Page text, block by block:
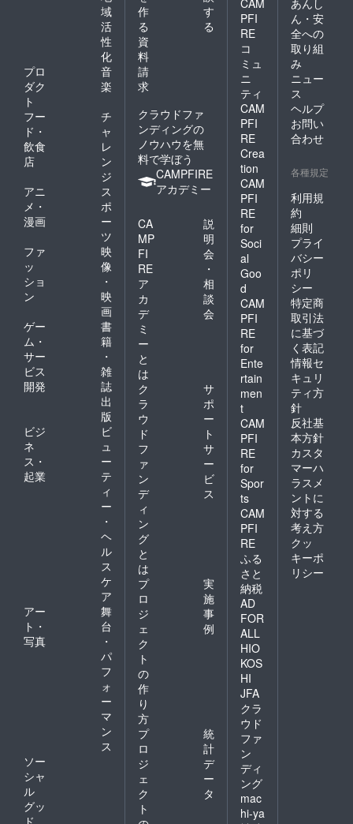
域
活
性
化
プロ
ダク
ト
音
楽
フー
ド・
飲食
店
チ
ャ
レ
ン
ジ
アニ
メ・
漫画
ス
ポ
ー
ツ
ファ
ッ
ショ
ン
映
像
・
映
画
ゲー
ム・
サー
ビス
開発
書
籍
・
雑
誌
出
版
ビジ
ネ
ス・
起業
ビ
ュ
ー
テ
ィ
ー
・
ヘ
ル
ス
ケ
ア
アー
ト・
写真
舞
台
・
パ
フ
ォ
ー
マ
ン
ス
ソー
シャ
ル
グッ
ド
作
る
す
る
資
料
請
求
クラウドファ
ンディングの
ノウハウを無
料で学ぼう
CAMPFIRE
アカデミー
CA
MP
FI
RE
ア
カ
デ
ミ
ー
と
は
説
明
会
・
相
談
会
ク
ラ
ウ
ド
フ
ァ
ン
デ
ィ
ン
グ
と
は
サ
ポ
ー
ト
サ
ー
ビ
ス
プ
ロ
ジ
ェ
ク
ト
の
作
り
方
実
施
事
例
プ
ロ
ジ
ェ
ク
ト
統
計
デ
ー
タ
PFI
RE
コ
ミュ
ニ
ティ
CAM
PFI
RE
Crea
tion
CAM
PFI
RE
for
Soci
al
Goo
d
CAM
PFI
RE
for
Ente
rtain
men
t
CAM
PFI
RE
for
Spor
ts
CAM
PFI
RE
ふる
さと
納税
AD
FOR
ALL
HIO
KOS
HI
JFA
クラ
ウド
ファ
ン
ディ
ング
mac
hi-ya
ん・安
全への
取り組
み
ニュー
ス
ヘルプ
お問い
合わせ
各種規定
利用規
約
細則
プライ
バシー
ポリ
シー
特定商
取引法
に基づ
く表記
情報セ
キュリ
ティ方
針
反社基
本方針
カスタ
マーハ
ラスメ
ントに
対する
考え方
クッ
キーポ
リシー